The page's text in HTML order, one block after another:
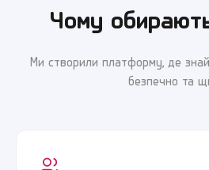
Чому
Ми створили платформу, де
безпечно та